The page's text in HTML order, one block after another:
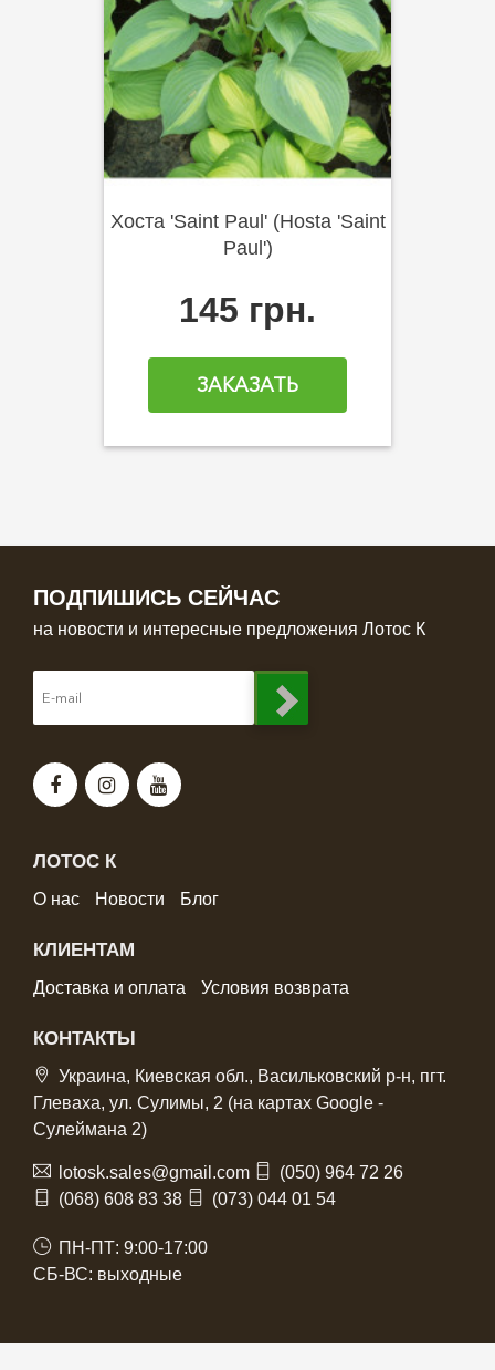
Хоста 'Saint Paul' (Hosta 'Saint
Paul')
145 грн.
ЗАКАЗАТЬ
ПОДПИШИСЬ СЕЙЧАС
на новости и интересные предложения Лотос К
ЛОТОС К
О нас Новости Блог
КЛИЕНТАМ
Доставка и оплата Условия возврата
КОНТАКТЫ
Украина, Киевская обл., Васильковский р-н, пгт.
Глеваха, ул. Сулимы, 2 (на картах Google -
Сулеймана 2)
lotosk.sales@gmail.com
(050) 964 72 26
(068) 608 83 38
(073) 044 01 54
ПН-ПТ: 9:00-17:00
СБ-ВС: выходные